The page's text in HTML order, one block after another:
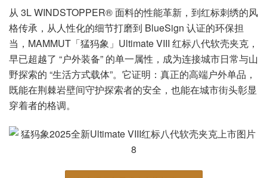
从 3L WINDSTOPPER® 面料的性能革新，到红标刺绣的风
格传承，从人性化的细节打磨到 BlueSign 认证的环保担
当，MAMMUT「猛犸象」Ultimate VIII 红标八代软壳夹克，
早已超越了 “户外装备” 的单一属性，成为连接城市日常与山
野探索的 “生活方式载体”。它证明：真正的高端户外单品，
既能在荆棘岩壁间守护探索者的安全，也能在城市街头彰显
穿着者的格调。